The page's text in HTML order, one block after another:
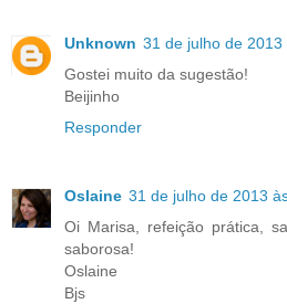
Unknown 31 de julho de 2013
Gostei muito da sugestão!
Beijinho
Responder
Oslaine 31 de julho de 2013
Oi Marisa, refeição prática,
saborosa!
Oslaine
Bjs